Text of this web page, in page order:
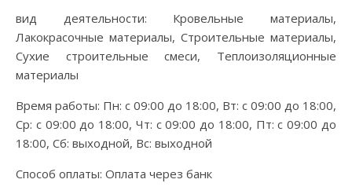
вид деятельности: Кровельные материалы,
Лакокрасочные материалы, Строительные материалы,
Сухие строительные смеси, Теплоизоляционные
материалы
Время работы: Пн: с 09:00 до 18:00, Вт: с 09:00 до 18:00,
Ср: с 09:00 до 18:00, Чт: с 09:00 до 18:00, Пт: с 09:00 до
18:00, Сб: выходной, Вс: выходной
Способ оплаты: Оплата через банк